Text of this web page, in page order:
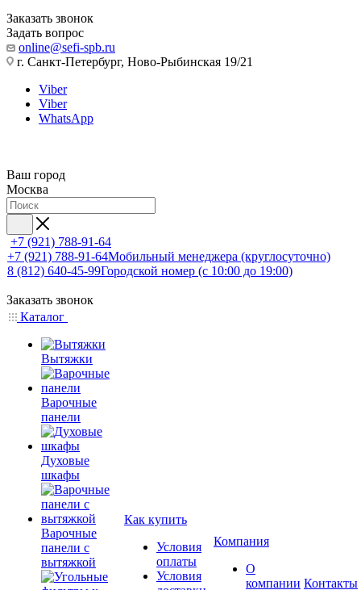
Заказать звонок
Задать вопрос
online@sefi-spb.ru
г. Санкт-Петербург, Ново-Рыбинская 19/21
Viber
Viber
WhatsApp
Ваш город
Москва
+7 (921) 788-91-64
+7 (921) 788-91-64Мобильный менеджера (круглосуточно)
8 (812) 640-45-99Городской номер (с 10:00 до 19:00)
Заказать звонок
Каталог
Вытяжки
Варочные
панели
Духовые
шкафы
Варочные
панели с
вытяжкой
Как купить
Условия
оплаты
Условия
Компания
О
компании Контакты